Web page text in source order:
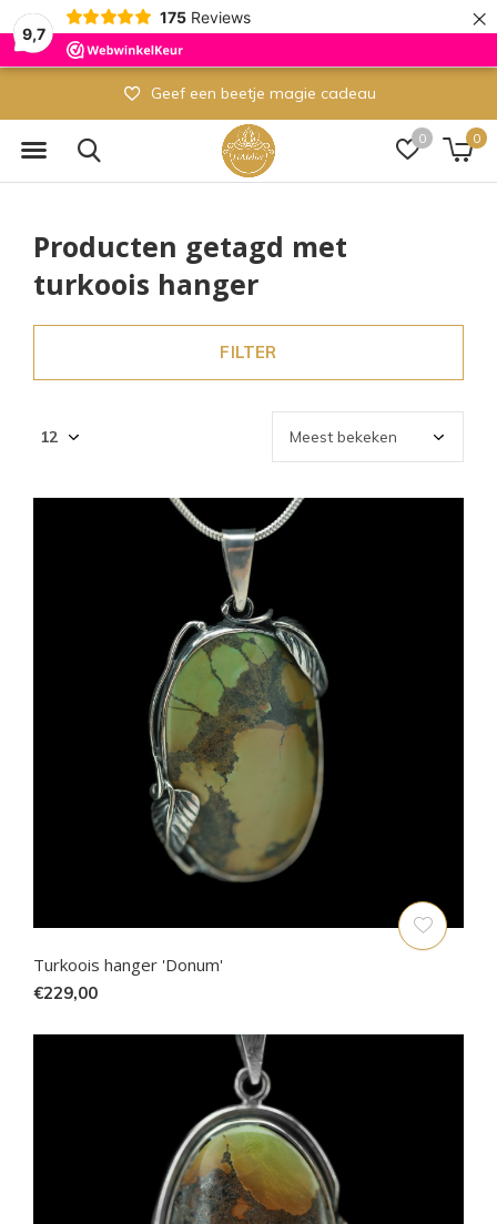
9,7
175 Reviews ×
0 0
Geef een beetje magie cadeau
Producten getagd met
turkoois hanger
FILTER
Turkoois hanger 'Donum'
€229,00